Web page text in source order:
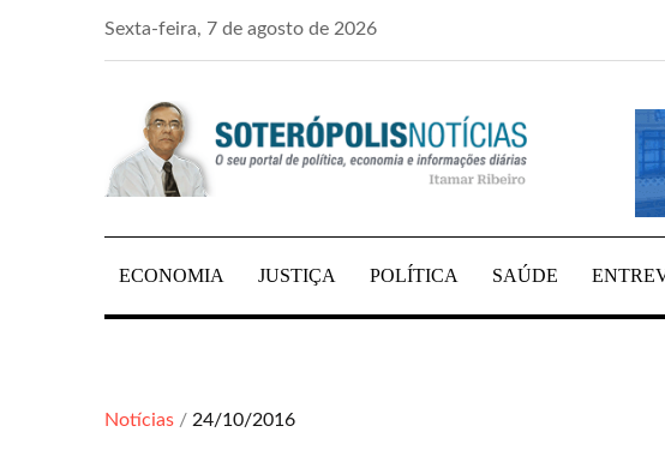
Sexta-feira, 7 de agosto de 2026
SOTERÓPOLIS
PORTAL DE NOTÍCIAS DE SALVADOR E REGIÃO, POR
ECONOMIA JUSTIÇA POLÍTICA SAÚDE
Notícias
Posted
24/10/2016